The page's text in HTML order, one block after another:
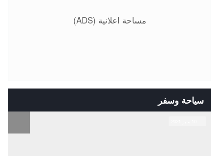
مساحة اعلانية (ADS)
سياحة وسفر